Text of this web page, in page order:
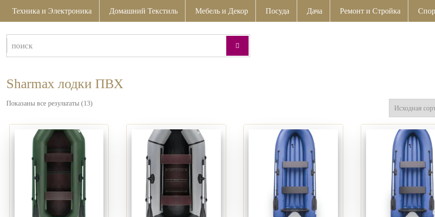
Техника и Электроника Домашний Текстиль Мебель и Декор Посуда Дача Ремонт и Стройка
Sharmax лодки ПВХ
Показаны все результаты (13)